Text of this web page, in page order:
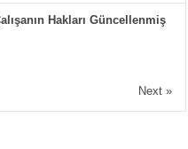
Hakları Güncellenmiş
Next »